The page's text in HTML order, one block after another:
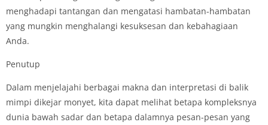
menghadapi tantangan dan mengatasi hambatan-hambatan
yang mungkin menghalangi kesuksesan dan kebahagiaan
Anda.
Penutup
Dalam menjelajahi berbagai makna dan interpretasi di balik
mimpi dikejar monyet, kita dapat melihat betapa kompleksnya
dunia bawah sadar dan betapa dalamnya pesan-pesan yang